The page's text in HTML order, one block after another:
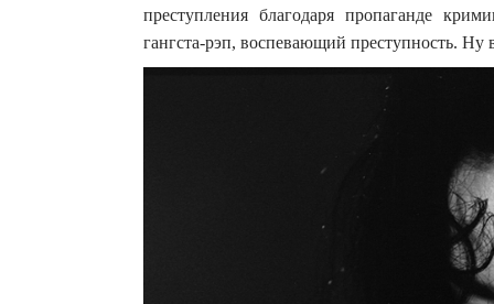
преступления благодаря пропаганде
гангста-рэп, воспевающий преступность. Ну